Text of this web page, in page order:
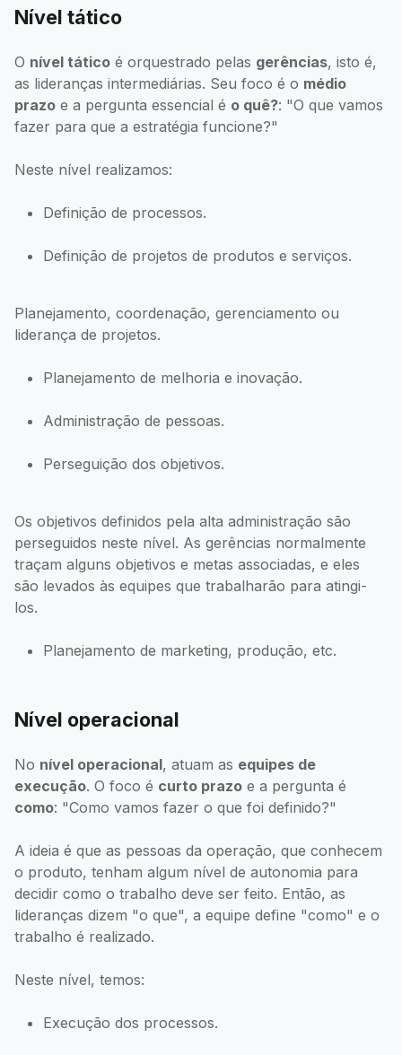
Nível tático
O nível tático é orquestrado pelas gerências, isto é,
as lideranças intermediárias. Seu foco é o médio
prazo e a pergunta essencial é o quê?: "O que vamos
fazer para que a estratégia funcione?"
Neste nível realizamos:
Definição de processos.
Definição de projetos de produtos e serviços.
Planejamento, coordenação, gerenciamento ou
liderança de projetos.
Planejamento de melhoria e inovação.
Administração de pessoas.
Perseguição dos objetivos.
Os objetivos definidos pela alta administração são
perseguidos neste nível. As gerências normalmente
traçam alguns objetivos e metas associadas, e eles
são levados às equipes que trabalharão para atingi-
los.
Planejamento de marketing, produção, etc.
Nível operacional
No nível operacional, atuam as equipes de
execução. O foco é curto prazo e a pergunta é
como: "Como vamos fazer o que foi definido?"
A ideia é que as pessoas da operação, que conhecem
o produto, tenham algum nível de autonomia para
decidir como o trabalho deve ser feito. Então, as
lideranças dizem "o que", a equipe define "como" e o
trabalho é realizado.
Neste nível, temos:
Execução dos processos.